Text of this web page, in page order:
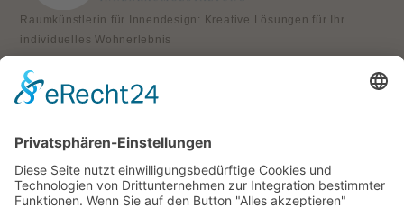
Raumkünstlerin für Innendesign: Kreative Lösungen für Ihr
individuelles Wohnerlebnis
KONTAKT
Atelier für Innenraumgestaltung
Am Born 9
Telefon: 0163 8479897
RECHTLICHES